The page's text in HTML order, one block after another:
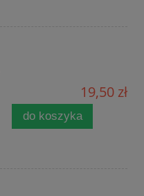
19,50 zł
do koszyka